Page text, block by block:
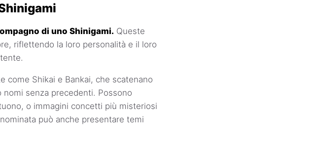
di uno Shinigami. Queste
riflettendo la loro personalità e il loro
come Shikai e Bankai, che scatenano
senza precedenti. Possono
o immagini concetti più misteriosi
può anche presentare temi